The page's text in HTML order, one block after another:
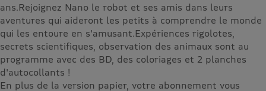
ans.Rejoignez Nano le robot et ses amis dans leurs
aventures qui aideront les petits à comprendre le monde
qui les entoure en s'amusant.Expériences rigolotes,
secrets scientifiques, observation des animaux sont au
programme avec des BD, des coloriages et 2 planches
d'autocollants !
En plus de la version papier, votre abonnement vous